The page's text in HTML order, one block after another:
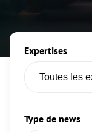
Expertises
Type de news